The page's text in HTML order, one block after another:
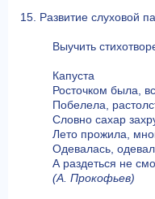
15. Развитие слуховой
Выучить
Капуста
Росточком была,
Побелела,
Словно сахар
Лето прожила,
Одевалась,
А раздеться не
(А. Прокофьев)